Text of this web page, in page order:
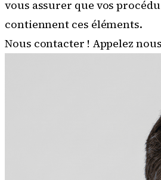
vous assurer que vos
contiennent ces éléments.
Nous contacter ! Appelez